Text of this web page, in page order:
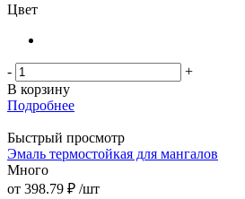
Цвет
-
+
В корзину
Подробнее
Быстрый просмотр
Эмаль термостойкая для мангалов
Много
от 398.79 ₽ /шт